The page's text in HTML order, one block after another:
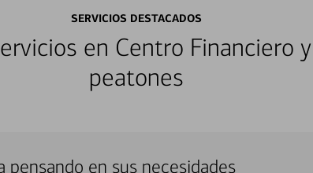
SERVICIOS DESTACADOS
en Centro Financiero
peatones
en sus necesidades